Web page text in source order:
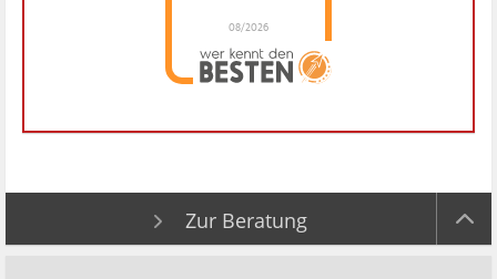
08/2026
Dr. Hubert Menken
hat4.88 von5
MenkenBewertungen
Zur Beratung